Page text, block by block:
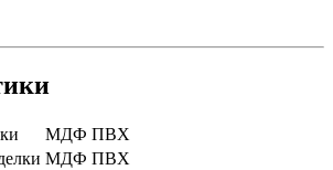
МДФ ПВХ
МДФ ПВХ